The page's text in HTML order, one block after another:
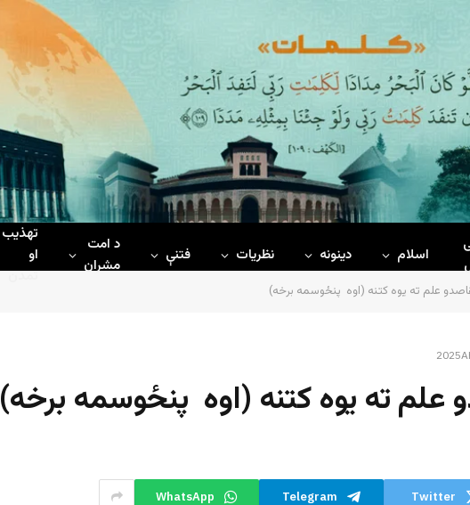
اسلام دینونه نظریات فتنې
د امت
مشران
تهذیب
او
تمدن
علم ته یوه کتنه (اوه پنځوسمه برخه)
ته یوه کتنه (اوه پنځوسمه برخه)
Twitter
Telegram
WhatsApp